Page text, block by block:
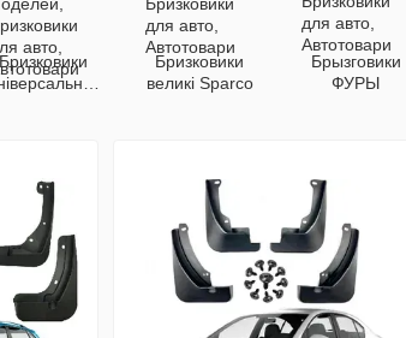
Бризковики
з
Бризковики
великі Sparco
Брызговики
ФУРЫ